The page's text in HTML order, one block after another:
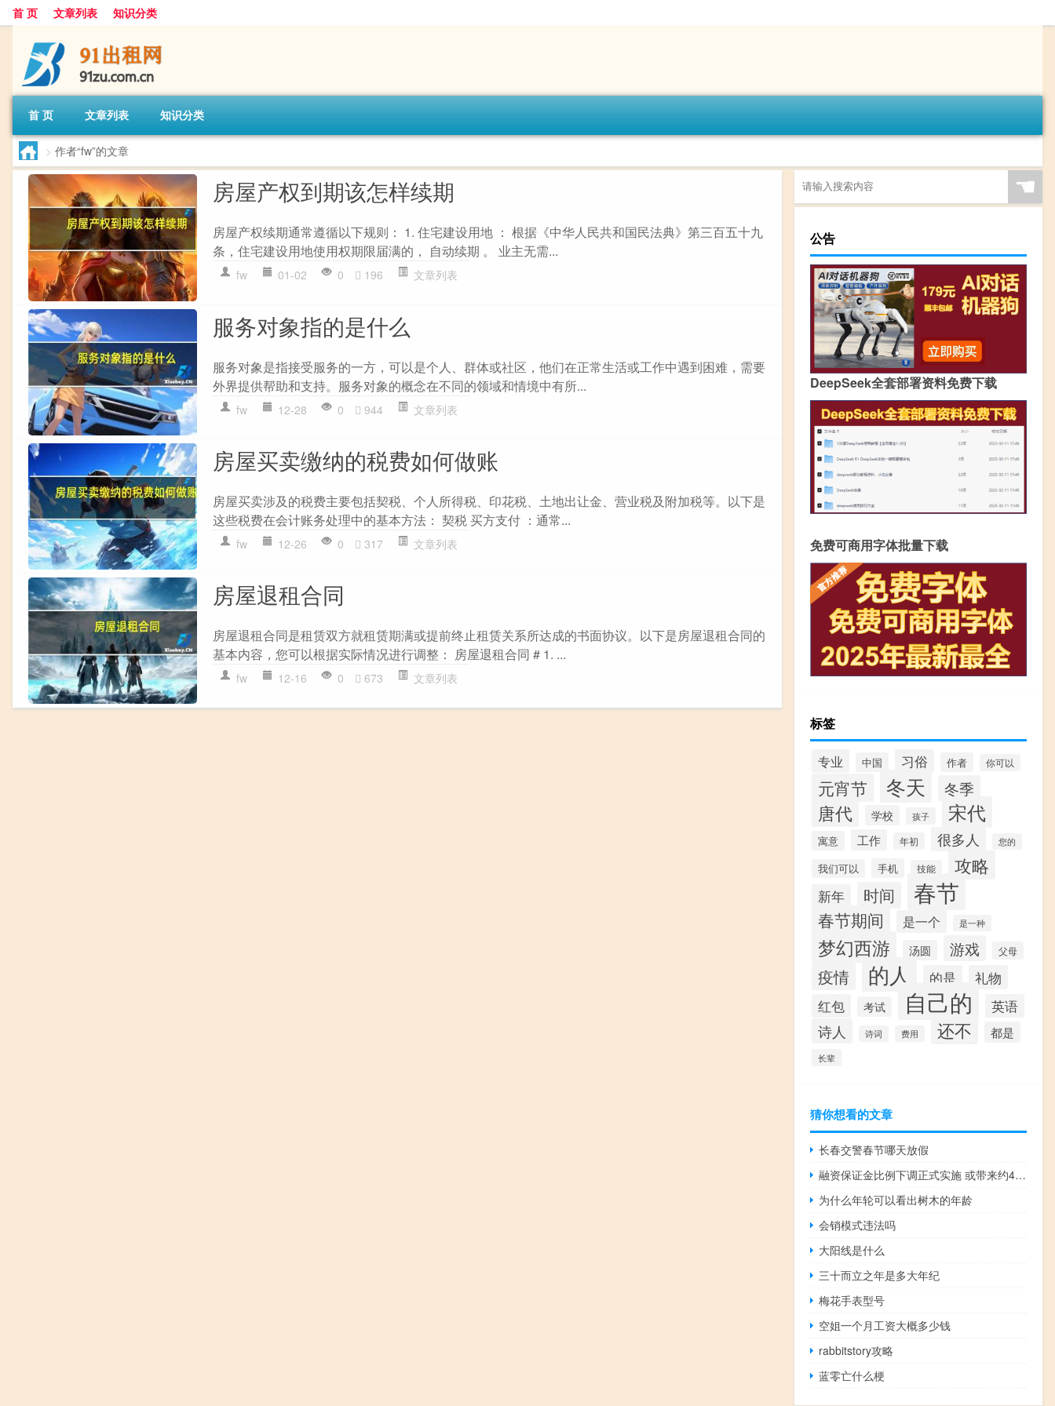
首 页 文章列表 知识分类
首 页 文章列表 知识分类
> 作者“fw”的文章
房屋产权到期该怎样续期
房屋产权续期通常遵循以下规则： 1. 住宅建设用地 ： 根据《中华人民共和国民法典》第三百五十九
条，住宅建设用地使用权期限届满的， 自动续期 。 业主无需...
fw 01-02 0 196 文章列表
服务对象指的是什么
服务对象是指接受服务的一方，可以是个人、群体或社区，他们在正常生活或工作中遇到困难，需要
外界提供帮助和支持。服务对象的概念在不同的领域和情境中有所...
fw 12-28 0 944 文章列表
房屋买卖缴纳的税费如何做账
房屋买卖涉及的税费主要包括契税、个人所得税、印花税、土地出让金、营业税及附加税等。以下是
这些税费在会计账务处理中的基本方法： 契税 买方支付 ：通常...
fw 12-26 0 317 文章列表
房屋退租合同
房屋退租合同是租赁双方就租赁期满或提前终止租赁关系所达成的书面协议。以下是房屋退租合同的
基本内容，您可以根据实际情况进行调整： 房屋退租合同 # 1. ...
fw 12-16 0 673 文章列表
☚
公告
DeepSeek全套部署资料免费下载
免费可商用字体批量下载
标签
专业 中国 习俗 作者 你可以
元宵节 冬天 冬季
唐代 学校 孩子 宋代
寓意 工作 年初 很多人 您的
我们可以 手机 技能 攻略
新年 时间 春节
春节期间 是一个 是一种
梦幻西游 汤圆 游戏 父母
疫情 的人 的是 礼物
红包 考试 自己的 英语
诗人 诗词 费用 还不 都是
长辈
猜你想看的文章
长春交警春节哪天放假
融资保证金比例下调正式实施 或带来约4000亿元融资增量资金
为什么年轮可以看出树木的年龄
会销模式违法吗
大阳线是什么
三十而立之年是多大年纪
梅花手表型号
空姐一个月工资大概多少钱
rabbitstory攻略
蓝零亡什么梗